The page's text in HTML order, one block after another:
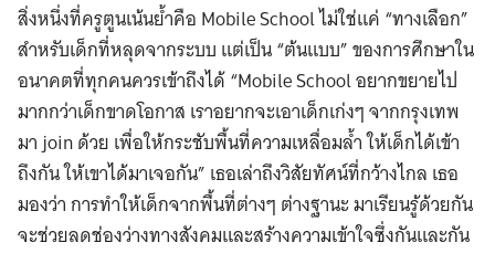
สิ่งหนึ่งที่ครูตูนเน้นย้ำคือ Mobile School ไม่ใช่แค่ “ทางเลือก”
สำหรับเด็กที่หลุดจากระบบ แต่เป็น “ต้นแบบ” ของการศึกษาใน
อนาคตที่ทุกคนควรเข้าถึงได้ “Mobile School อยากขยายไป
มากกว่าเด็กขาดโอกาส เราอยากจะเอาเด็กเก่งๆ จากกรุงเทพ
มา join ด้วย เพื่อให้กระชับพื้นที่ความเหลื่อมล้ำ ให้เด็กได้เข้า
ถึงกัน ให้เขาได้มาเจอกัน” เธอเล่าถึงวิสัยทัศน์ที่กว้างไกล เธอ
มองว่า การทำให้เด็กจากพื้นที่ต่างๆ ต่างฐานะ มาเรียนรู้ด้วยกัน
จะช่วยลดช่องว่างทางสังคมและสร้างความเข้าใจซึ่งกันและกัน